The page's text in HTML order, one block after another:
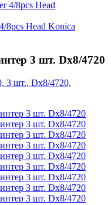
8pcs Head Konica
3 шт. Dx8/4720